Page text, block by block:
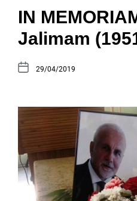
IN
Jalimam
29/04/2019